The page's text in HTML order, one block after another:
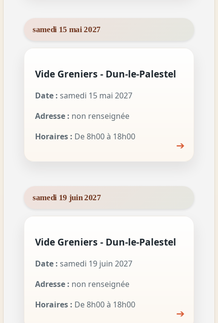
samedi 15 mai 2027
Vide Greniers - Dun-le-Palestel
Date : samedi 15 mai 2027
Adresse : non renseignée
Horaires : De 8h00 à 18h00
➔
samedi 19 juin 2027
Vide Greniers - Dun-le-Palestel
Date : samedi 19 juin 2027
Adresse : non renseignée
Horaires : De 8h00 à 18h00
➔